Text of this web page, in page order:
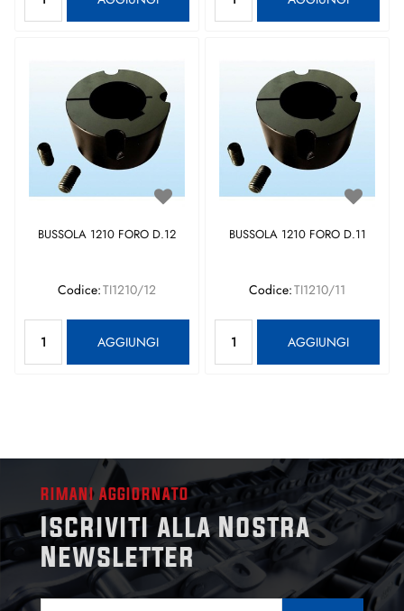
BUSSOLA 1210 FORO D.12
Codice:TI1210/12
AGGIUNGI
BUSSOLA 1210 FORO D.11
Codice:TI1210/11
AGGIUNGI
RIMANI AGGIORNATO
Iscriviti alla Nostra
Newsletter